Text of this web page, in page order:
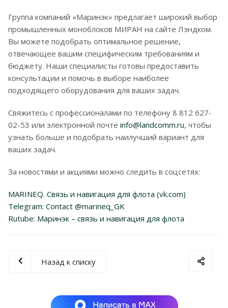
Группа компаний «Маринэк» предлагает широкий выбор
промышленных моноблоков МИРАН на сайте Лэндком.
Вы можете подобрать оптимальное решение,
отвечающее вашим специфическим требованиям и
бюджету. Наши специалисты готовы предоставить
консультации и помочь в выборе наиболее
подходящего оборудования для ваших задач.
Свяжитесь с профессионалами по телефону 8 812 627-
02-53 или электронной почте info@landcomm.ru, чтобы
узнать больше и подобрать наилучший вариант для
ваших задач.
За новостями и акциями можно следить в соцсетях:
MARINEQ. Связь и навигация для флота (vk.com)
Telegram: Contact @marineq_GK
Rutube: Маринэк – связь и навигация для флота
Назад к списку